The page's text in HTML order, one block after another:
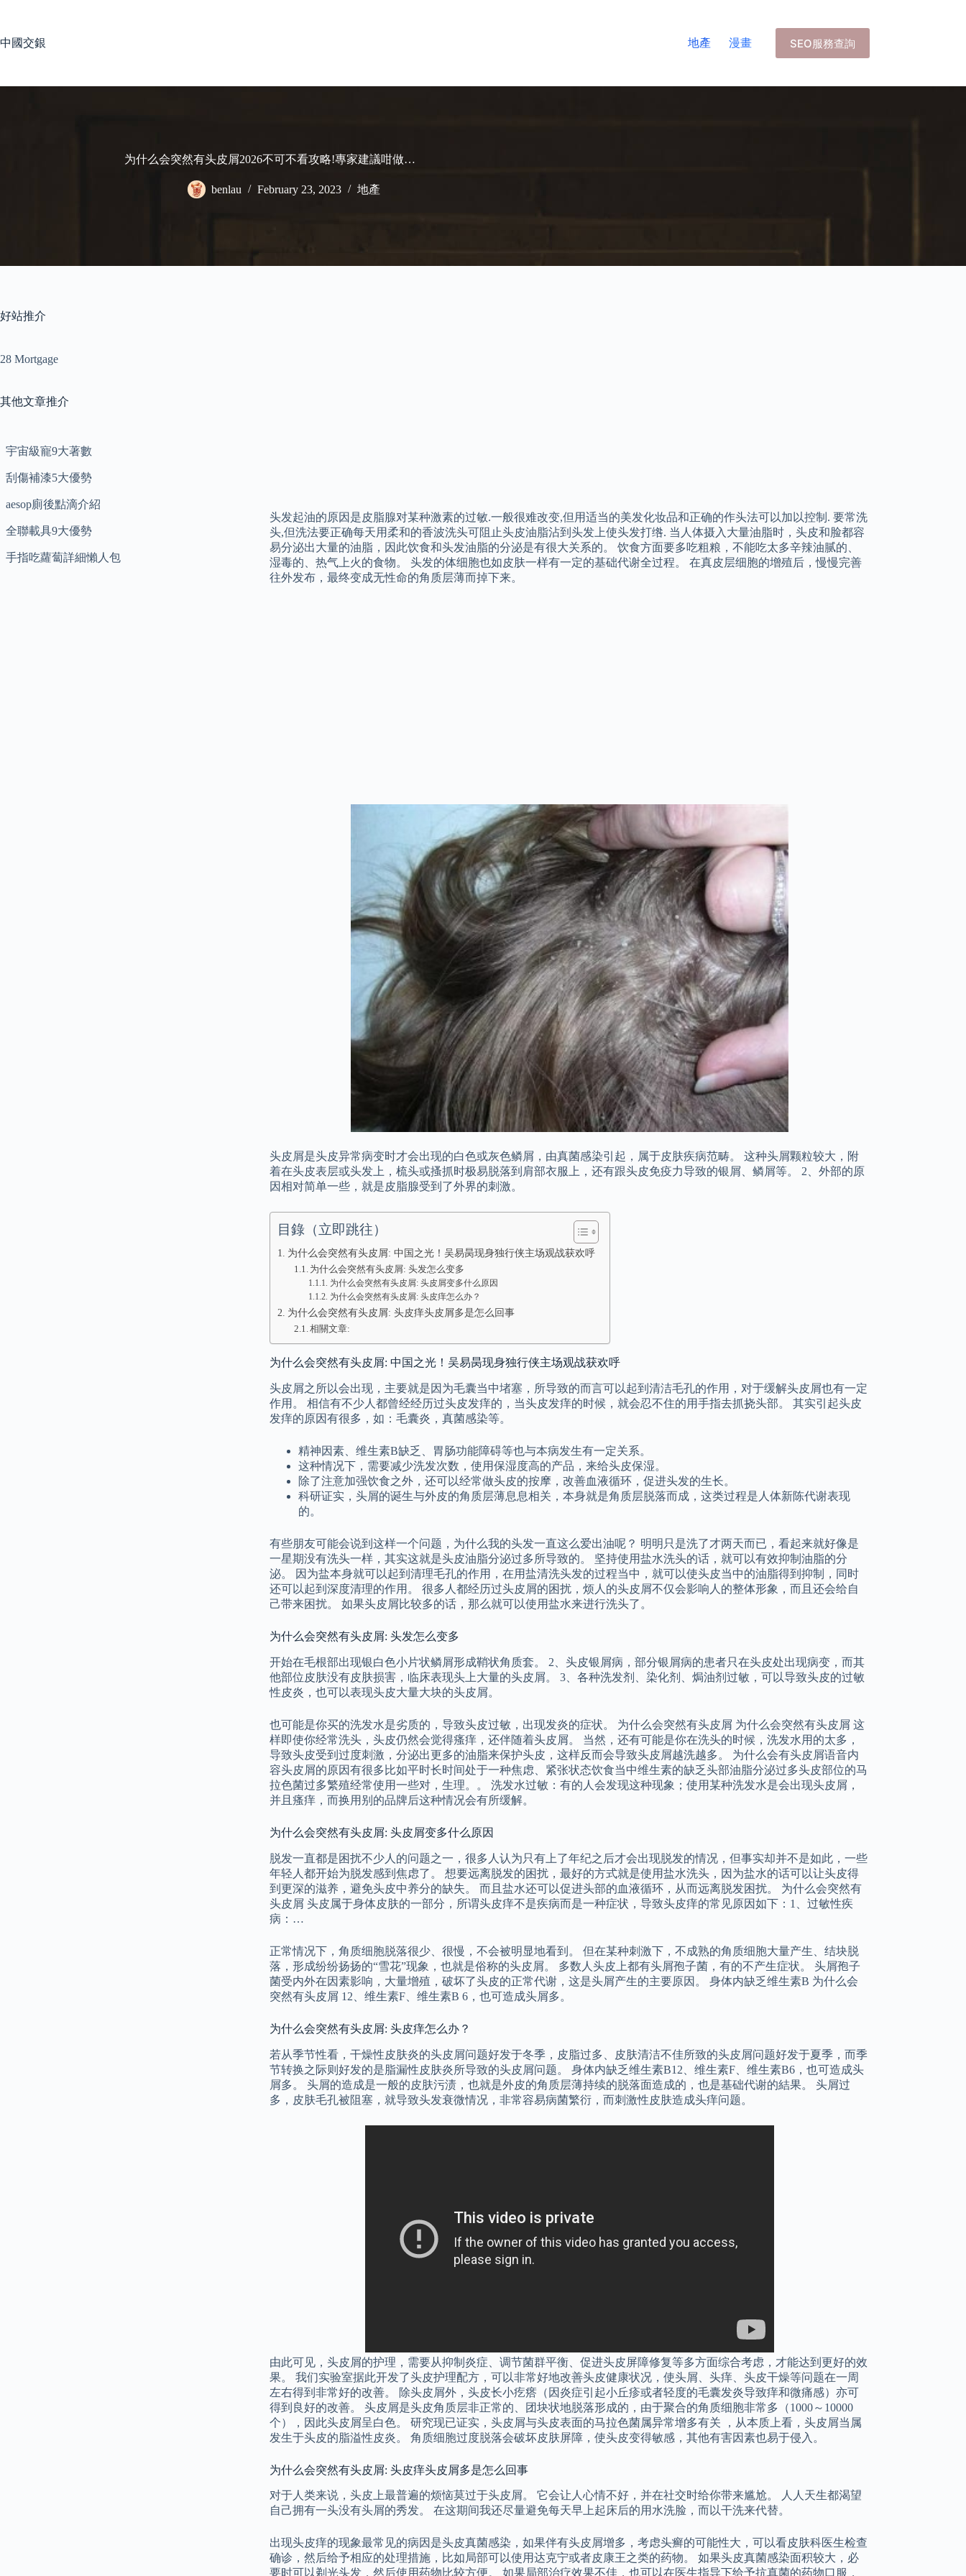
中國交銀
地產 漫畫 SEO服務查詢
为什么会突然有头皮屑2026不可不看攻略!專家建議咁做…
benlau February 23, 2023 地產
头发起油的原因是皮脂腺对某种激素的过敏.一般很难改变,但用适当的美发化妆品和正确的作头法可以加以控制. 要常洗
头,但洗法要正确每天用柔和的香波洗头可阻止头皮油脂沾到头发上使头发打绺. 当人体摄入大量油脂时，头皮和脸都容
易分泌出大量的油脂，因此饮食和头发油脂的分泌是有很大关系的。 饮食方面要多吃粗粮，不能吃太多辛辣油腻的、
湿毒的、热气上火的食物。 头发的体细胞也如皮肤一样有一定的基础代谢全过程。 在真皮层细胞的增殖后，慢慢完善
往外发布，最终变成无性命的角质层薄而掉下来。
头皮屑是头皮异常病变时才会出现的白色或灰色鳞屑，由真菌感染引起，属于皮肤疾病范畴。 这种头屑颗粒较大，附
着在头皮表层或头发上，梳头或搔抓时极易脱落到肩部衣服上，还有跟头皮免疫力导致的银屑、鳞屑等。 2、外部的原
因相对简单一些，就是皮脂腺受到了外界的刺激。
目錄（立即跳往）
为什么会突然有头皮屑: 中国之光！吴易昺现身独行侠主场观战获欢呼
为什么会突然有头皮屑: 头发怎么变多
为什么会突然有头皮屑: 头皮屑变多什么原因
为什么会突然有头皮屑: 头皮痒怎么办？
为什么会突然有头皮屑: 头皮痒头皮屑多是怎么回事
相關文章:
为什么会突然有头皮屑: 中国之光！吴易昺现身独行侠主场观战获欢呼
头皮屑之所以会出现，主要就是因为毛囊当中堵塞，所导致的而言可以起到清洁毛孔的作用，对于缓解头皮屑也有一定
作用。 相信有不少人都曾经经历过头皮发痒的，当头皮发痒的时候，就会忍不住的用手指去抓挠头部。 其实引起头皮
发痒的原因有很多，如：毛囊炎，真菌感染等。
精神因素、维生素B缺乏、胃肠功能障碍等也与本病发生有一定关系。
这种情况下，需要减少洗发次数，使用保湿度高的产品，来给头皮保湿。
除了注意加强饮食之外，还可以经常做头皮的按摩，改善血液循环，促进头发的生长。
科研证实，头屑的诞生与外皮的角质层薄息息相关，本身就是角质层脱落而成，这类过程是人体新陈代谢表现
的。
有些朋友可能会说到这样一个问题，为什么我的头发一直这么爱出油呢？ 明明只是洗了才两天而已，看起来就好像是
一星期没有洗头一样，其实这就是头皮油脂分泌过多所导致的。 坚持使用盐水洗头的话，就可以有效抑制油脂的分
泌。 因为盐本身就可以起到清理毛孔的作用，在用盐清洗头发的过程当中，就可以使头皮当中的油脂得到抑制，同时
还可以起到深度清理的作用。 很多人都经历过头皮屑的困扰，烦人的头皮屑不仅会影响人的整体形象，而且还会给自
己带来困扰。 如果头皮屑比较多的话，那么就可以使用盐水来进行洗头了。
为什么会突然有头皮屑: 头发怎么变多
开始在毛根部出现银白色小片状鳞屑形成鞘状角质套。 2、头皮银屑病，部分银屑病的患者只在头皮处出现病变，而其
他部位皮肤没有皮肤损害，临床表现头上大量的头皮屑。 3、各种洗发剂、染化剂、焗油剂过敏，可以导致头皮的过敏
性皮炎，也可以表现头皮大量大块的头皮屑。
也可能是你买的洗发水是劣质的，导致头皮过敏，出现发炎的症状。 为什么会突然有头皮屑 为什么会突然有头皮屑 这
样即使你经常洗头，头皮仍然会觉得瘙痒，还伴随着头皮屑。 当然，还有可能是你在洗头的时候，洗发水用的太多，
导致头皮受到过度刺激，分泌出更多的油脂来保护头皮，这样反而会导致头皮屑越洗越多。 为什么会有头皮屑语音内
容头皮屑的原因有很多比如平时长时间处于一种焦虑、紧张状态饮食当中维生素的缺乏头部油脂分泌过多头皮部位的马
拉色菌过多繁殖经常使用一些对，生理。。 洗发水过敏：有的人会发现这种现象；使用某种洗发水是会出现头皮屑，
并且瘙痒，而换用别的品牌后这种情况会有所缓解。
为什么会突然有头皮屑: 头皮屑变多什么原因
脱发一直都是困扰不少人的问题之一，很多人认为只有上了年纪之后才会出现脱发的情况，但事实却并不是如此，一些
年轻人都开始为脱发感到焦虑了。 想要远离脱发的困扰，最好的方式就是使用盐水洗头，因为盐水的话可以让头皮得
到更深的滋养，避免头皮中养分的缺失。 而且盐水还可以促进头部的血液循环，从而远离脱发困扰。 为什么会突然有
头皮屑 头皮属于身体皮肤的一部分，所谓头皮痒不是疾病而是一种症状，导致头皮痒的常见原因如下：1、过敏性疾
病：…
正常情况下，角质细胞脱落很少、很慢，不会被明显地看到。 但在某种刺激下，不成熟的角质细胞大量产生、结块脱
落，形成纷纷扬扬的“雪花”现象，也就是俗称的头皮屑。 多数人头皮上都有头屑孢子菌，有的不产生症状。 头屑孢子
菌受内外在因素影响，大量增殖，破坏了头皮的正常代谢，这是头屑产生的主要原因。 身体内缺乏维生素B 为什么会
突然有头皮屑 12、维生素F、维生素B 6，也可造成头屑多。
为什么会突然有头皮屑: 头皮痒怎么办？
若从季节性看，干燥性皮肤炎的头皮屑问题好发于冬季，皮脂过多、皮肤清洁不佳所致的头皮屑问题好发于夏季，而季
节转换之际则好发的是脂漏性皮肤炎所导致的头皮屑问题。 身体内缺乏维生素B12、维生素F、维生素B6，也可造成头
屑多。 头屑的造成是一般的皮肤污渍，也就是外皮的角质层薄持续的脱落面造成的，也是基础代谢的結果。 头屑过
多，皮肤毛孔被阻塞，就导致头发衰微情况，非常容易病菌繁衍，而刺激性皮肤造成头痒问题。
由此可见，头皮屑的护理，需要从抑制炎症、调节菌群平衡、促进头皮屏障修复等多方面综合考虑，才能达到更好的效
果。 我们实验室据此开发了头皮护理配方，可以非常好地改善头皮健康状况，使头屑、头痒、头皮干燥等问题在一周
左右得到非常好的改善。 除头皮屑外，头皮长小疙瘩（因炎症引起小丘疹或者轻度的毛囊发炎导致痒和微痛感）亦可
得到良好的改善。 头皮屑是头皮角质层非正常的、团块状地脱落形成的，由于聚合的角质细胞非常多（1000～10000
个），因此头皮屑呈白色。 研究现已证实，头皮屑与头皮表面的马拉色菌属异常增多有关 ，从本质上看，头皮屑当属
发生于头皮的脂溢性皮炎。 角质细胞过度脱落会破坏皮肤屏障，使头皮变得敏感，其他有害因素也易于侵入。
为什么会突然有头皮屑: 头皮痒头皮屑多是怎么回事
对于人类来说，头皮上最普遍的烦恼莫过于头皮屑。 它会让人心情不好，并在社交时给你带来尴尬。 人人天生都渴望
自己拥有一头没有头屑的秀发。 在这期间我还尽量避免每天早上起床后的用水洗脸，而以干洗来代替。
出现头皮痒的现象最常见的病因是头皮真菌感染，如果伴有头皮屑增多，考虑头癣的可能性大，可以看皮肤科医生检查
确诊，然后给予相应的处理措施，比如局部可以使用达克宁或者皮康王之类的药物。 如果头皮真菌感染面积较大，必
要时可以剃光头发，然后使用药物比较方便。 如果局部治疗效果不佳，也可以在医生指导下给予抗真菌的药物口服，
好站推介
28 Mortgage
其他文章推介
宇宙級寵9大著數
刮傷補漆5大優勢
aesop廁後點滴介紹
全聯載具9大優勢
手指吃蘿蔔詳細懶人包